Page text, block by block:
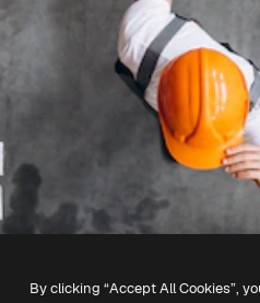
By clicking “Accept All Cookies”,